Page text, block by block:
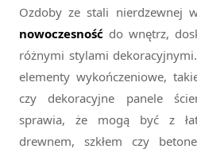
Ozdoby ze stali nierdzewnej
nowoczesność do wnętrz,
różnymi stylami
elementy wykończeniowe,
czy dekoracyjne panele
sprawia, że mogą być z
drewnem, szkłem czy